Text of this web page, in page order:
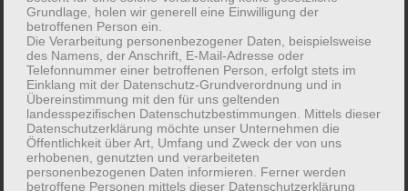
Das Erstgespräch
In einem ausführlichen Erstgespräch (Anamnese)
werden Ihre Beschwerden und Symptome möglichst
genau erfasst.Ziel des Erstgespräches ist es, ein
homöopathisches Einzelmittel zu finden, das zu Ihren
individuellen Krankheitssymptomen und deren möglichen
Grundlage, holen wir generell eine Einwilligung der
betroffenen Person ein.
Die Verarbeitung personenbezogener Daten, beispielsweise
des Namens, der Anschrift, E-Mail-Adresse oder
Telefonnummer einer betroffenen Person, erfolgt stets im
Einklang mit der Datenschutz-Grundverordnung und in
Übereinstimmung mit den für uns geltenden
landesspezifischen Datenschutzbestimmungen. Mittels dieser
Datenschutzerklärung möchte unser Unternehmen die
Öffentlichkeit über Art, Umfang und Zweck der von uns
erhobenen, genutzten und verarbeiteten
personenbezogenen Daten informieren. Ferner werden
betroffene Personen mittels dieser Datenschutzerklärung